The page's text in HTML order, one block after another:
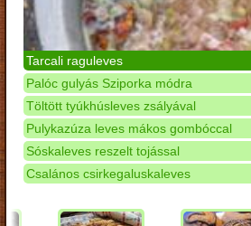
Tarcali raguleves
Palóc gulyás Sziporka módra
Töltött tyúkhúsleves zsályával
Pulykazúza leves mákos gombóccal
Sóskaleves reszelt tojással
Csalános csirkegaluskaleves